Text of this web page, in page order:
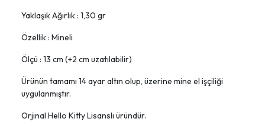
Yaklaşık Ağırlık : 1,30 gr
Özellik : Mineli
Ölçü : 13 cm (+2 cm uzatılabilir)
Ürünün tamamı 14 ayar altın olup, üzerine mine el işçiliği
uygulanmıştır.
Orjinal Hello Kitty Lisanslı üründür.